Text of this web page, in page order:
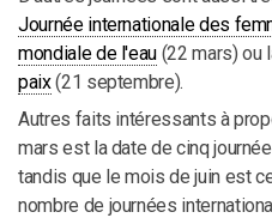
Journée internationale des
mondiale de l'eau (22 mars) ou
paix(21 septembre).
Autres faits intéressants à
mars est la date de cinq
tandis que le mois de juin est
nombre de journées